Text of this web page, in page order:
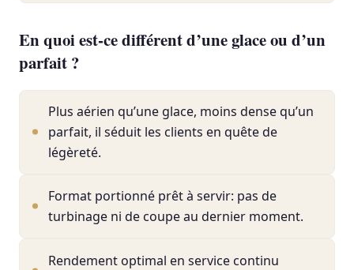
En quoi est-ce différent d’une glace ou d’un
parfait ?
Plus aérien qu’une glace, moins dense qu’un
parfait, il séduit les clients en quête de
légèreté.
Format portionné prêt à servir: pas de
turbinage ni de coupe au dernier moment.
Rendement optimal en service continu